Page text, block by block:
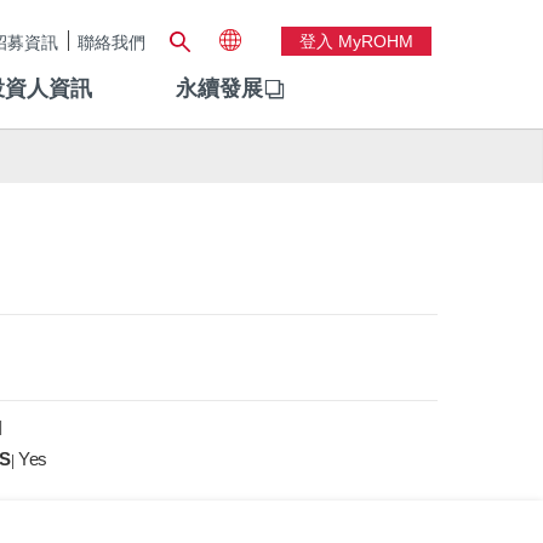
募資訊 聯絡我們 登入 MyROHM
人資訊 永續發展
| Yes